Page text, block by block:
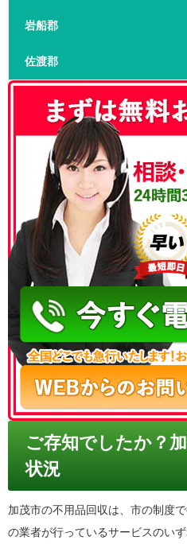
岩船郡
佐渡郡
050-
ご存知でしたか？
状況
加茂市の不用品回収は、市の制度
の業者が行っているサービスのい